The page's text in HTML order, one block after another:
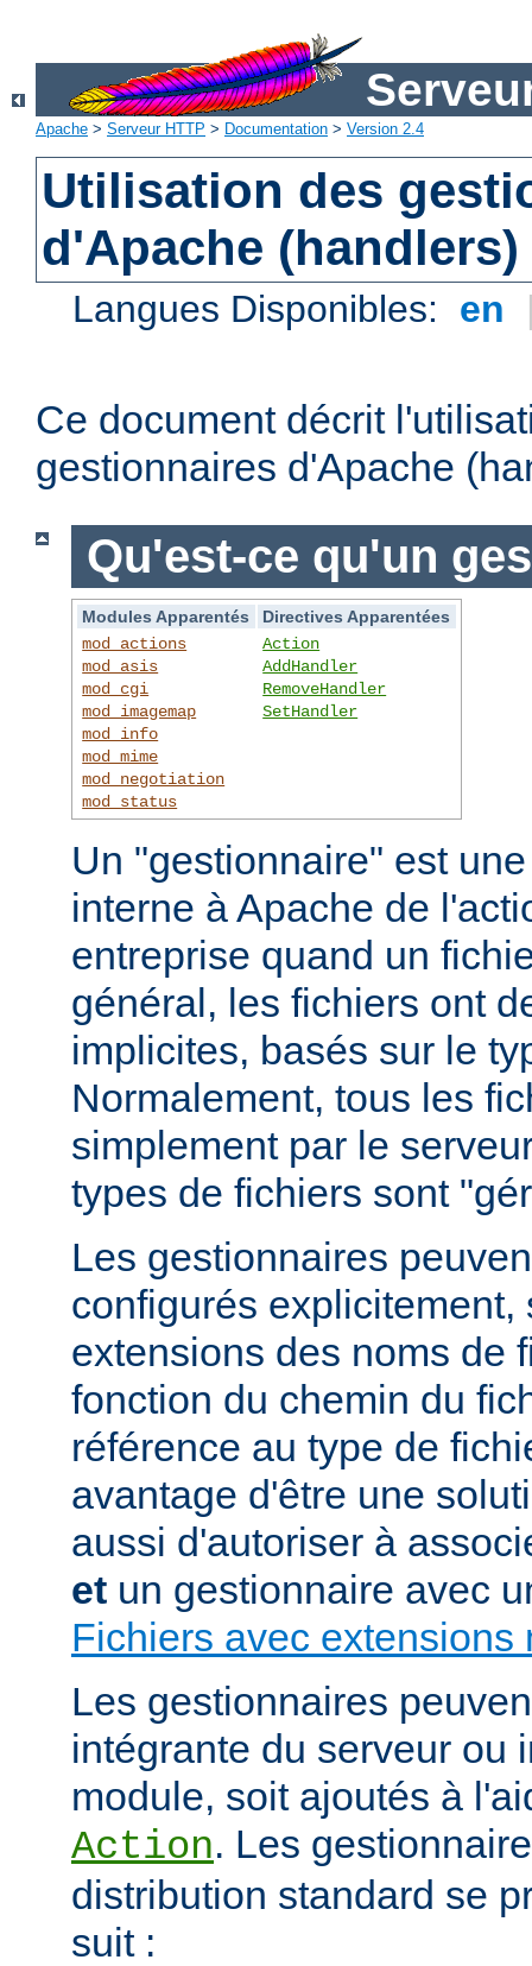
Apache > Serveur HTTP > Documentation > Version 2.4
Utilisation des
d'Apache (handlers)
Langues Disponibles: en
Ce document décrit
gestionnaires d'Apache
Qu'est-ce qu'un
Modules Apparentés
Directives Apparentées
mod_actions
mod_asis
mod_cgi
mod_imagemap
mod_info
mod_mime
mod_negotiation
mod_status
Action
AddHandler
RemoveHandler
SetHandler
Un "gestionnaire" est
interne à Apache de
entreprise quand un
général, les fichiers ont
implicites, basés sur le
Normalement, tous les
simplement par le
types de fichiers sont
Les gestionnaires
configurés explicitement,
extensions des noms de
fonction du chemin du
référence au type de
avantage d'être une
aussi d'autoriser à
et un gestionnaire avec
Fichiers avec extensions
Les gestionnaires
intégrante du serveur ou
module, soit ajoutés à
Action. Les
distribution standard se
suit :